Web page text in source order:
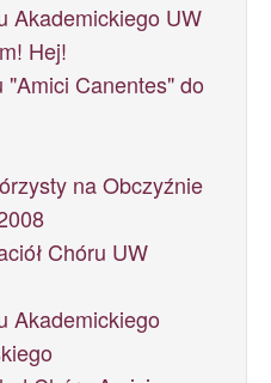
Akademickiego UW
Hej!
Canentes" do
na Obczyźnie
Chóru UW
Akademickiego